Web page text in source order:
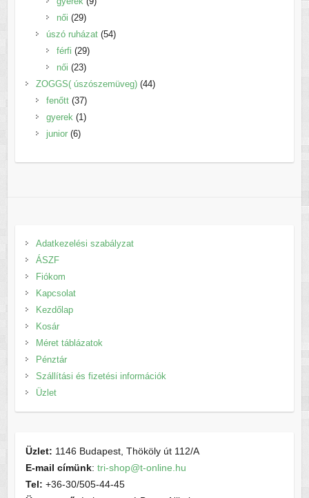
női 2929
termék
úszó ruházat 5454
férfi 2929
termék
női 2323
termék
ZOGGS( úszószemüveg) 4444
fenőtt 3737
termék
gyerek 11
junior 66
Adatkezelési szabályzat
ÁSZF
Fiókom
Kapcsolat
Kezdőlap
Kosár
Méret táblázatok
Pénztár
Szállítási és fizetési információk
Üzlet
Üzlet: 1146 Budapest, Thököly út 112/A
E-mail címünk: tri-shop@t-online.hu
Tel: +36-30/505-44-45